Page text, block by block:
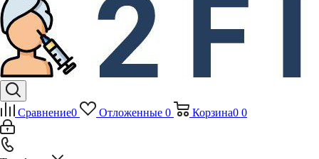
Сравнение0 Отложенные 0 Корзина0 0